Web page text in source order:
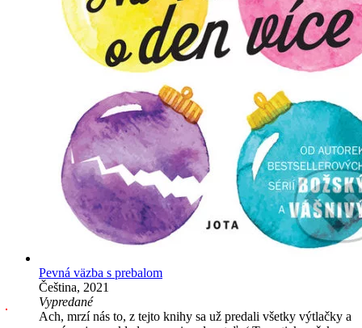
Pevná väzba s prebalom
Čeština, 2021
Vypredané
Ach, mrzí nás to, z tejto knihy sa už predali všetky výtlačky a